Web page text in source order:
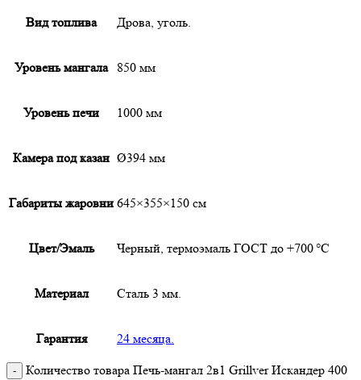
Вид топлива Дрова, уголь.
Уровень мангала 850 мм
Уровень печи 1000 мм
Камера под казан Ø394 мм
Габариты жаровни 645×355×150 см
Цвет/Эмаль Черный, термоэмаль ГОСТ до +700 °C
Материал Сталь 3 мм.
Гарантия 24 месяца.
Количество товара Печь-мангал 2в1 Grillver Искандер 400